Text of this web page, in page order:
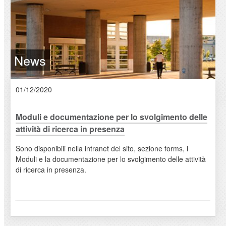
News
01/12/2020
Moduli e documentazione per lo svolgimento delle
attività di ricerca in presenza
Sono disponibili nella intranet del sito, sezione forms, i
Moduli e la documentazione per lo svolgimento delle attività
di ricerca in presenza.